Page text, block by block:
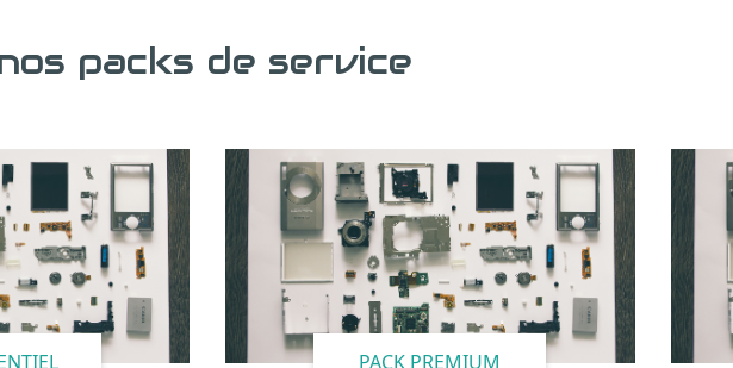
packs de service
PACK PREMIUM